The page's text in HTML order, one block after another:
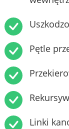
Pętle
Linki